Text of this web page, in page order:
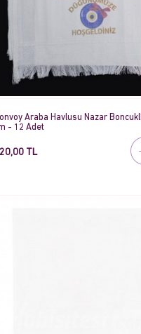
Araba Havlusu Nazar
- 12 Adet
TL